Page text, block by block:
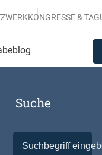
KONGRESSE &
Suche